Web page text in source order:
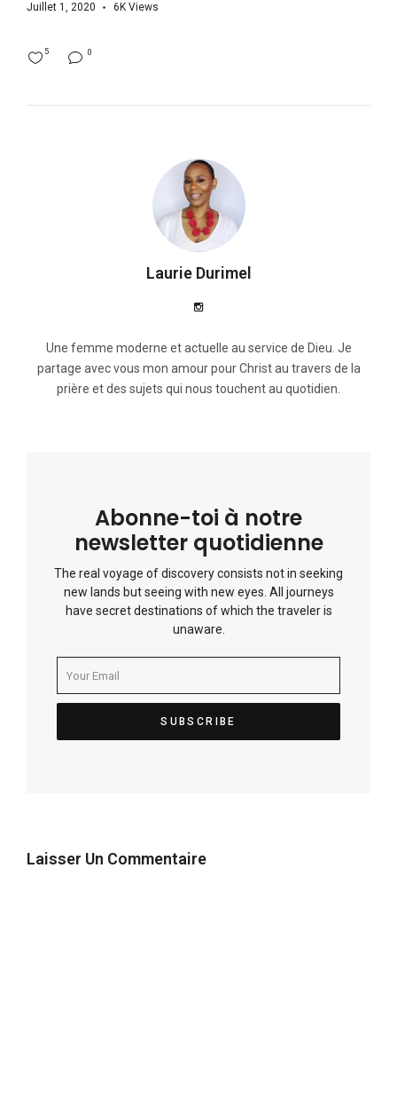
Juillet 1, 2020 6K Views
0
5
Laurie Durimel
Une femme moderne et actuelle au service de Dieu. Je
partage avec vous mon amour pour Christ au travers de la
prière et des sujets qui nous touchent au quotidien.
Abonne-toi à notre
newsletter quotidienne
The real voyage of discovery consists not in seeking
new lands but seeing with new eyes. All journeys
have secret destinations of which the traveler is
unaware.
Laisser Un Commentaire